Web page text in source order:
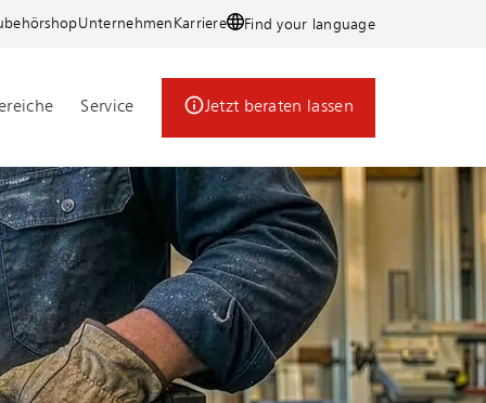
Unternehmen Karriere Find your language
Service Jetzt beraten lassen